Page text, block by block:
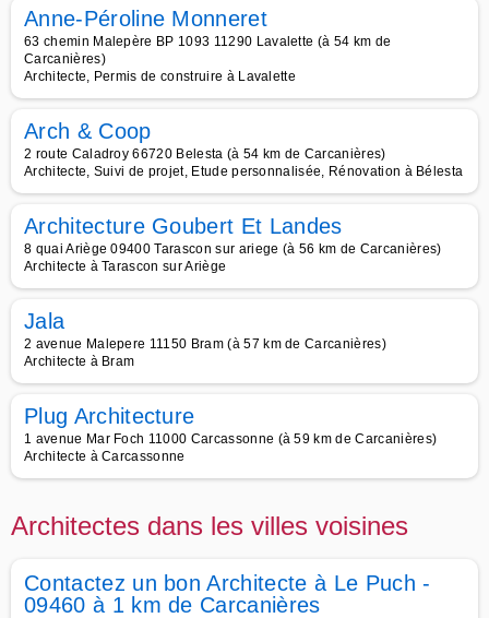
Anne-Péroline Monneret
63 chemin Malepère BP 1093 11290 Lavalette (à 54 km de
Carcanières)
Architecte, Permis de construire à Lavalette
Arch & Coop
2 route Caladroy 66720 Belesta (à 54 km de Carcanières)
Architecte, Suivi de projet, Etude personnalisée, Rénovation à Bélesta
Architecture Goubert Et Landes
8 quai Ariège 09400 Tarascon sur ariege (à 56 km de Carcanières)
Architecte à Tarascon sur Ariège
Jala
2 avenue Malepere 11150 Bram (à 57 km de Carcanières)
Architecte à Bram
Plug Architecture
1 avenue Mar Foch 11000 Carcassonne (à 59 km de Carcanières)
Architecte à Carcassonne
Architectes dans les villes voisines
Contactez un bon Architecte à Le Puch -
09460 à 1 km de Carcanières